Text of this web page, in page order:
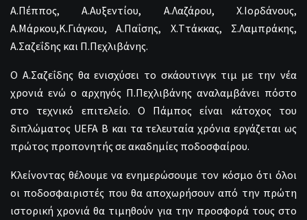
Α.Πέππος, Α.Αυξεντίου, Α.Λαζάρου, Χ.Ιορδάνους,
Α.Μάρκου,Κ.Γιάγκου, Α.Παΐσης, Χ.Ττάκκας, Σ.Λαμπράκης,
Α.Σαζεΐδης και Π.Πεχλιβάνης.
Ο Α.Σαζεΐδης θα ενισχύσει το σκάουτινγκ τιμ με την νέα
χρονιά ενώ ο αρχηγός Π.Πεχλιβάνης αναλαμβάνει πόστο
στο τεχνικό επιτελείο. Ο Πάμπος είναι κάτοχος του
διπλώματος UEFA B και τα τελευταία χρόνια εργάζεται ως
πρώτος προπονητής σε ακαδημίες ποδοσφαίρου.
Κλείνοντας θέλουμε να ενημερώσουμε τον κόσμο ότι όλοι
οι ποδοσφαιριστές που θα αποχωρήσουν από την πρώτη
ιστορική χρονιά θα τιμηθούν για την προσφορά τους στο